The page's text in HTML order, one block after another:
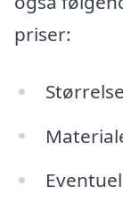
priser: